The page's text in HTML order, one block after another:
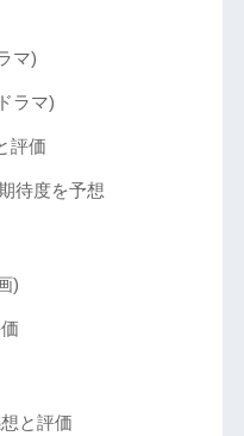
マ)
ラマ)
評価
待度を予想
)
と評価